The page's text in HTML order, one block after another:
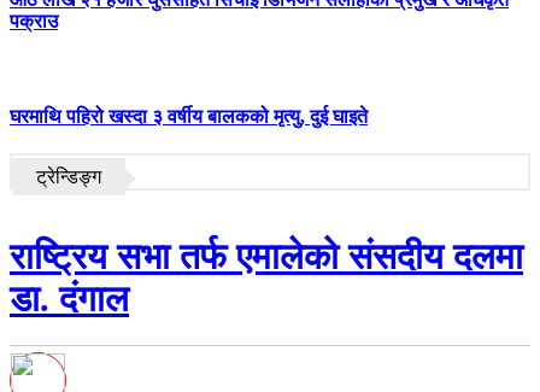
पक्राउ
घरमाथि पहिरो खस्दा ३ वर्षीय बालकको मृत्यु, दुई घाइते
ट्रेन्डिङ्ग
राष्ट्रिय सभा तर्फ एमालेको संसदीय दलमा
डा. दंगाल